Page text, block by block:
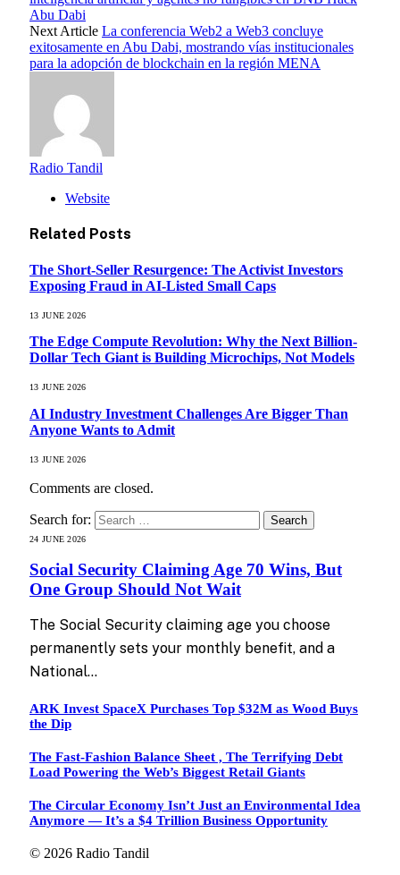
Abu Dabi
Next Article La conferencia Web2 a Web3 concluye
exitosamente en Abu Dabi, mostrando vías institucionales
para la adopción de blockchain en la región MENA
Radio Tandil
Website
Related Posts
The Short-Seller Resurgence: The Activist Investors
Exposing Fraud in AI-Listed Small Caps
13 JUNE 2026
The Edge Compute Revolution: Why the Next Billion-
Dollar Tech Giant is Building Microchips, Not Models
13 JUNE 2026
AI Industry Investment Challenges Are Bigger Than
Anyone Wants to Admit
13 JUNE 2026
Comments are closed.
Search for:
24 JUNE 2026
Social Security Claiming Age 70 Wins, But
One Group Should Not Wait
The Social Security claiming age you choose
permanently sets your monthly benefit, and a
National…
ARK Invest SpaceX Purchases Top $32M as Wood Buys
the Dip
The Fast-Fashion Balance Sheet , The Terrifying Debt
Load Powering the Web’s Biggest Retail Giants
The Circular Economy Isn’t Just an Environmental Idea
Anymore — It’s a $4 Trillion Business Opportunity
© 2026 Radio Tandil